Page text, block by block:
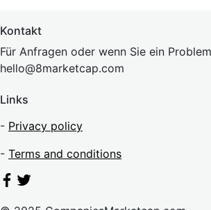
Kontakt
Für Anfragen oder wenn Sie ein
hello@8marketcap.com
Links
- Privacy policy
- Terms and conditions